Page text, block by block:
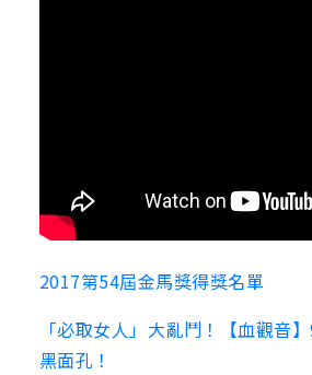
2017第54屆金馬獎得獎名單
「必取女人」大亂鬥！【血觀音
黑面孔！